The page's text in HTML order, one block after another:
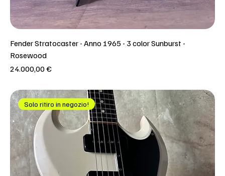
Fender Stratocaster - Anno 1965 - 3 color Sunburst -
Rosewood
Prezzo
24.000,00 €
Solo ritiro in negozio!